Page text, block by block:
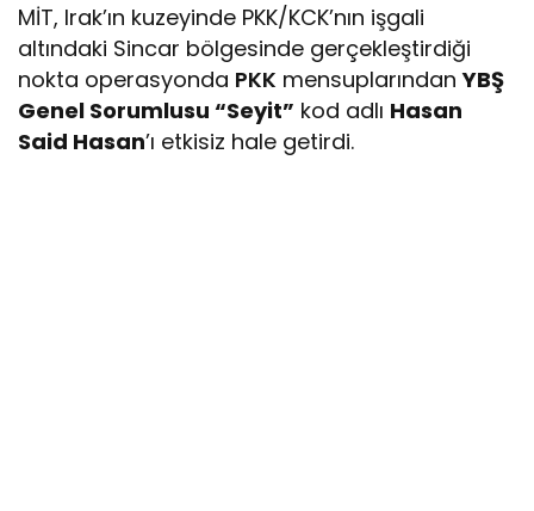
MİT, Irak’ın kuzeyinde PKK/KCK’nın işgali
altındaki Sincar bölgesinde gerçekleştirdiği
nokta operasyonda PKK mensuplarındanYBŞ
Genel Sorumlusu “Seyit” kod adlı Hasan
Said Hasan’ı etkisiz hale getirdi.